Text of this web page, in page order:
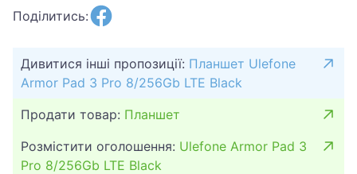
Поділитись:
Дивитися інші пропозиції: Планшет Ulefone
Armor Pad 3 Pro 8/256Gb LTE Black
Продати товар: Планшет
Розмістити оголошення: Ulefone Armor Pad 3
Pro 8/256Gb LTE Black